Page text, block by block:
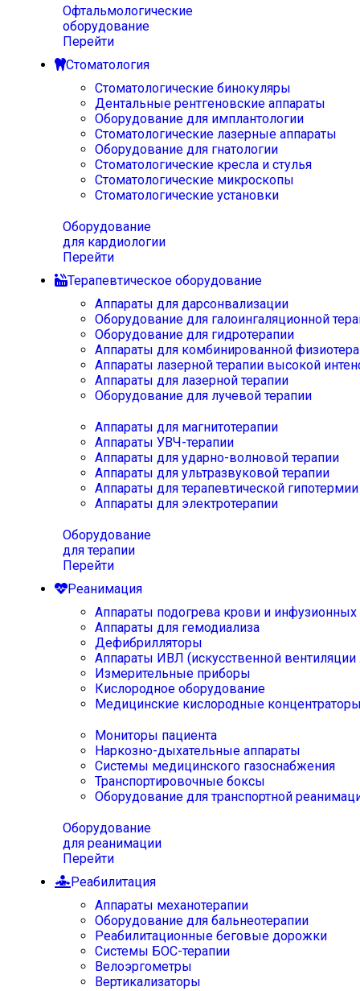
Офтальмологические
оборудование
Перейти
Стоматология
Стоматологические бинокуляры
Дентальные рентгеновские аппараты
Оборудование для имплантологии
Стоматологические лазерные аппараты
Оборудование для гнатологии
Стоматологические кресла и стулья
Стоматологические микроскопы
Стоматологические установки
Оборудование
для кардиологии
Перейти
Терапевтическое оборудование
Аппараты для дарсонвализации
Оборудование для галоингаляционной
Оборудование для гидротерапии
Аппараты для комбинированной
Аппараты лазерной терапии высокой
Аппараты для лазерной терапии
Оборудование для лучевой терапии
Аппараты для магнитотерапии
Аппараты УВЧ-терапии
Аппараты для ударно-волновой терапии
Аппараты для ультразвуковой терапии
Аппараты для терапевтической
Аппараты для электротерапии
Оборудование
для терапии
Перейти
Реанимация
Аппараты подогрева крови и инфузионных
Аппараты для гемодиализа
Дефибрилляторы
Аппараты ИВЛ (искусственной вентиляции
Измерительные приборы
Кислородное оборудование
Медицинские кислородные
Мониторы пациента
Наркозно-дыхательные аппараты
Системы медицинского газоснабжения
Транспортировочные боксы
Оборудование для транспортной
Оборудование
для реанимации
Перейти
Реабилитация
Аппараты механотерапии
Оборудование для бальнеотерапии
Реабилитационные беговые дорожки
Системы БОС-терапии
Велоэргометры
Вертикализаторы